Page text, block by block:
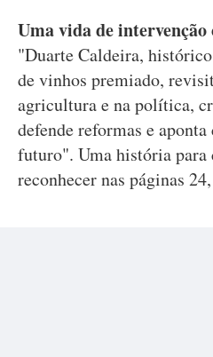
Uma vida de
"Duarte Caldeira,
de vinhos premiado,
agricultura e na política,
defende reformas e
futuro". Uma história para
reconhecer nas páginas